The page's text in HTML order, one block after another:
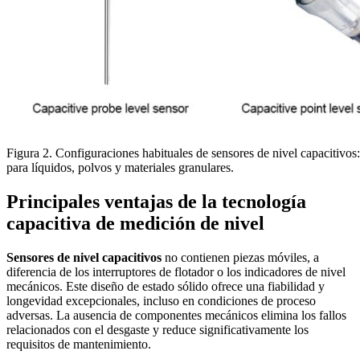
Figura 2. Configuraciones habituales de sensores de nivel
para líquidos, polvos y materiales granulares.
Principales ventajas de la tecnología
capacitiva de medición de nivel
Sensores de nivel capacitivos no contienen piezas móviles, a
diferencia de los interruptores de flotador o los indicadores de nivel
mecánicos. Este diseño de estado sólido ofrece una fiabilidad y
longevidad excepcionales, incluso en condiciones de proceso
adversas. La ausencia de componentes mecánicos elimina los fallos
relacionados con el desgaste y reduce significativamente los
requisitos de mantenimiento.